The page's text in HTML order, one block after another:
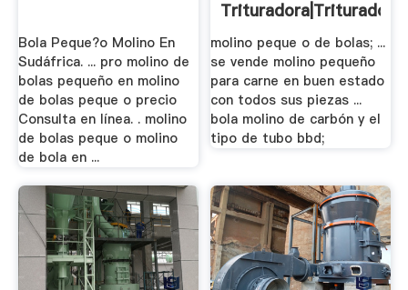
Bola Peque?o Molino En
Sudáfrica. ... pro molino de
bolas pequeño en molino
de bolas peque o precio
Consulta en línea. . molino
de bolas peque o molino
de bola en ...
Trituradora|Trituradora
.
molino peque o de bolas; ...
se vende molino pequeño
para carne en buen estado
con todos sus piezas ...
bola molino de carbón y el
tipo de tubo bbd;